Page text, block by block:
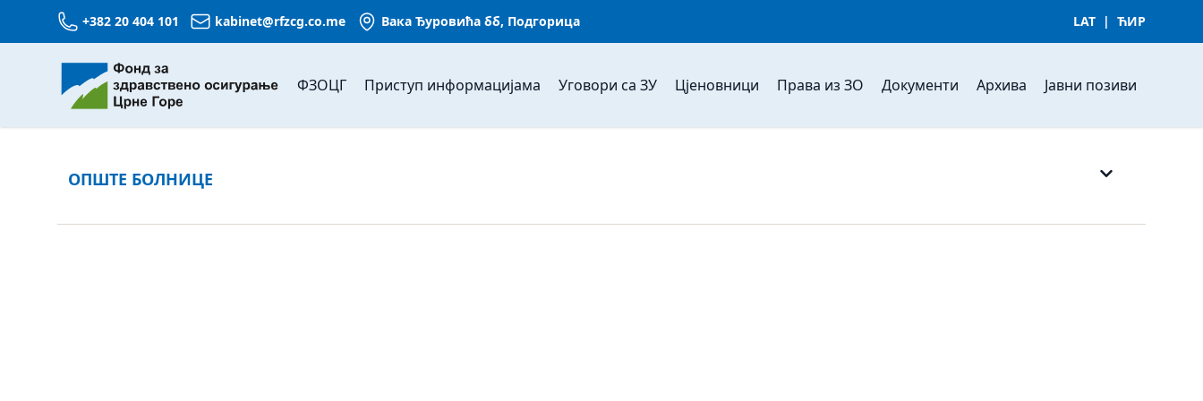
+382 20 404 101 kabinet@rfzcg.co.me Вака Ђуровића бб, Подгорица LAT | ЋИР
ФЗОЦГ Приступ информацијама Уговори са ЗУ Цјеновници Права из ЗО Документи Архива Јавни позиви
ОПШТЕ БОЛНИЦЕ